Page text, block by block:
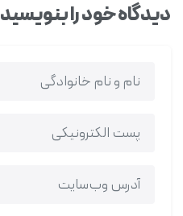
دیدگاه خود را بنویسید